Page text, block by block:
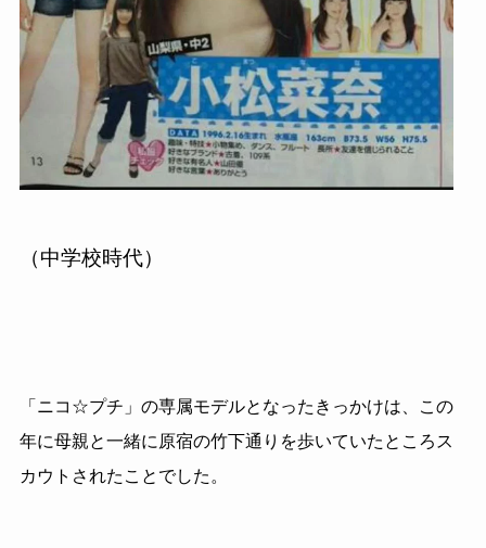
（中学校時代）
「ニコ☆プチ」の専属モデルとなったきっかけは、この
年に母親と一緒に原宿の竹下通りを歩いていたところス
カウトされたことでした。